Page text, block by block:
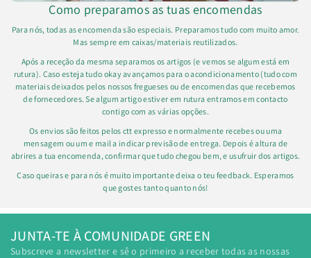
Como preparamos as tuas encomendas
Para nós, todas as encomenda são especiais. Preparamos tudo com muito amor.
Mas sempre em caixas/materiais reutilizados.
Após a receção da mesma separamos os artigos (e vemos se algum está em
rutura). Caso esteja tudo okay avançamos para o acondicionamento (tudo com
materiais deixados pelos nossos fregueses ou de encomendas que recebemos
de fornecedores. Se algum artigo estiver em rutura entramos em contacto
contigo com as várias opções.
Os envios são feitos pelos ctt expresso e normalmente recebes ou uma
mensagem ou um e mail a indicar previsão de entrega. Depois é altura de
abrires a tua encomenda, confirmar que tudo chegou bem, e usufruir dos artigos.
Caso queiras e para nós é muito importante deixa o teu feedback. Esperamos
que gostes tanto quanto nós!
JUNTA-TE À COMUNIDADE GREEN
Subscreve a newsletter e sê o primeiro a receber todas as nossas